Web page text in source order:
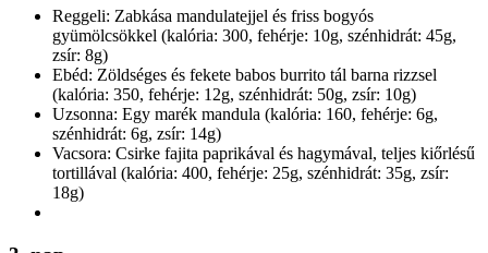
Reggeli: Zabkása mandulatejjel és friss bogyós
gyümölcsökkel (kalória: 300, fehérje: 10g, szénhidrát: 45g,
zsír: 8g)
Ebéd: Zöldséges és fekete babos burrito tál barna rizzsel
(kalória: 350, fehérje: 12g, szénhidrát: 50g, zsír: 10g)
Uzsonna: Egy marék mandula (kalória: 160, fehérje: 6g,
szénhidrát: 6g, zsír: 14g)
Vacsora: Csirke fajita paprikával és hagymával, teljes kiőrlésű
tortillával (kalória: 400, fehérje: 25g, szénhidrát: 35g, zsír:
18g)